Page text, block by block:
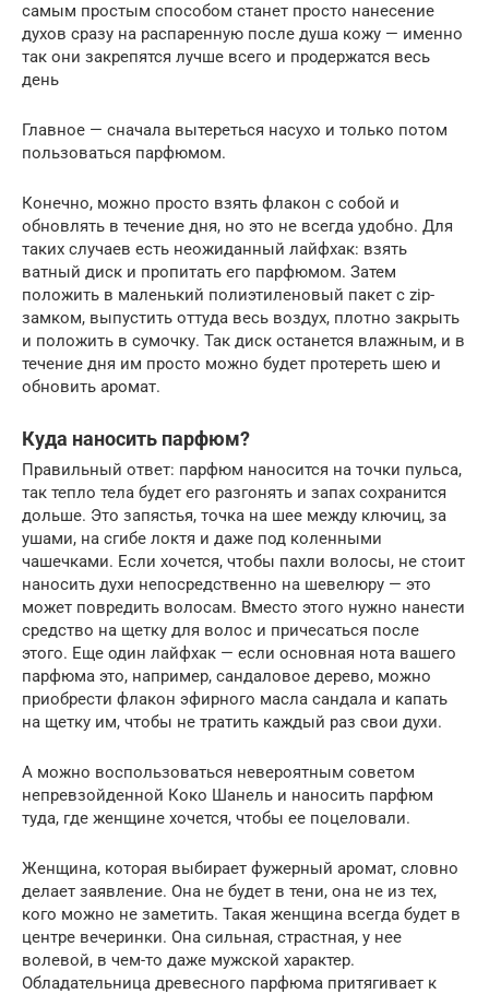
самым простым способом станет просто нанесение
духов сразу на распаренную после душа кожу — именно
так они закрепятся лучше всего и продержатся весь
день
Главное — сначала вытереться насухо и только потом
пользоваться парфюмом.
Конечно, можно просто взять флакон с собой и
обновлять в течение дня, но это не всегда удобно. Для
таких случаев есть неожиданный лайфхак: взять
ватный диск и пропитать его парфюмом. Затем
положить в маленький полиэтиленовый пакет с zip-
замком, выпустить оттуда весь воздух, плотно закрыть
и положить в сумочку. Так диск останется влажным, и в
течение дня им просто можно будет протереть шею и
обновить аромат.
Куда наносить парфюм?
Правильный ответ: парфюм наносится на точки пульса,
так тепло тела будет его разгонять и запах сохранится
дольше. Это запястья, точка на шее между ключиц, за
ушами, на сгибе локтя и даже под коленными
чашечками. Если хочется, чтобы пахли волосы, не стоит
наносить духи непосредственно на шевелюру — это
может повредить волосам. Вместо этого нужно нанести
средство на щетку для волос и причесаться после
этого. Еще один лайфхак — если основная нота вашего
парфюма это, например, сандаловое дерево, можно
приобрести флакон эфирного масла сандала и капать
на щетку им, чтобы не тратить каждый раз свои духи.
А можно воспользоваться невероятным советом
непревзойденной Коко Шанель и наносить парфюм
туда, где женщине хочется, чтобы ее поцеловали.
Женщина, которая выбирает фужерный аромат, словно
делает заявление. Она не будет в тени, она не из тех,
кого можно не заметить. Такая женщина всегда будет в
центре вечеринки. Она сильная, страстная, у нее
волевой, в чем-то даже мужской характер.
Обладательница древесного парфюма притягивает к